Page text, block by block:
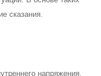
сказания.
напряжения,